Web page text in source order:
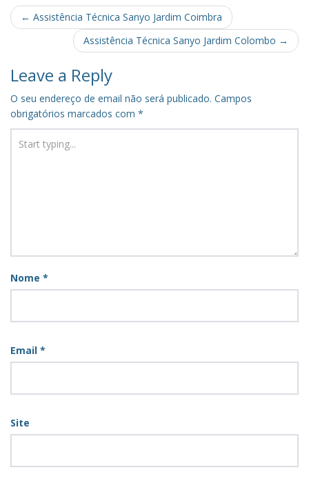
Post
navigation
← Assistência Técnica Sanyo Jardim Coimbra
Assistência Técnica Sanyo Jardim Colombo →
Leave a Reply
O seu endereço de email não será publicado. Campos
obrigatórios marcados com *
Nome *
Email *
Site